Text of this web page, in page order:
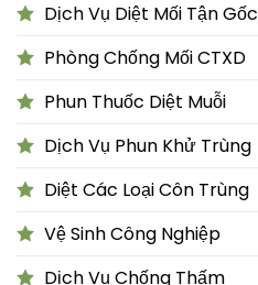
Dịch Vụ Diệt Mối Tận Gốc
Phòng Chống Mối CTXD
Phun Thuốc Diệt Muỗi
Dịch Vụ Phun Khử Trùng
Diệt Các Loại Côn Trùng
Vệ Sinh Công Nghiệp
Dịch Vụ Chống Thấm